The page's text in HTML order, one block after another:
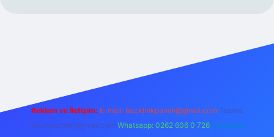
Reklam ve İletişim: E-mail: backlinkpaneli@gmail.com Teams:
forumhizmeti@gmail.com Whatsapp: 0262 606 0 726 Telegram: